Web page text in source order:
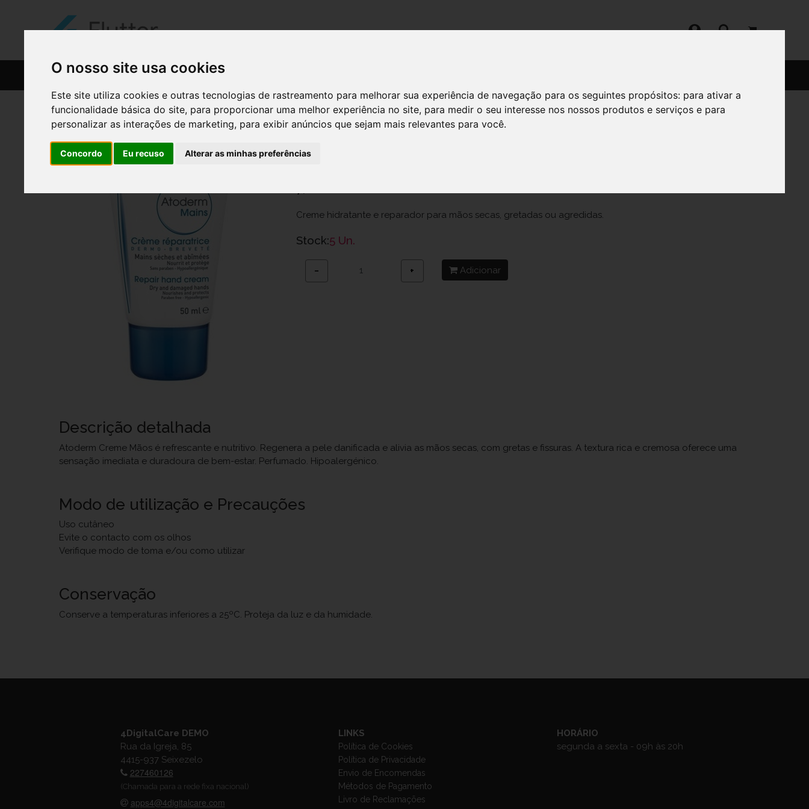
O nosso site usa cookies
Este site utiliza cookies e outras tecnologias de rastreamento para melhorar sua experiência de navegação para os seguintes propósitos: para ativar a
funcionalidade básica do site, para proporcionar uma melhor experiência no site, para medir o seu interesse nos nossos produtos e serviços e para
personalizar as interações de marketing, para exibir anúncios que sejam mais relevantes para você.
Concordo Eu recuso Alterar as minhas preferências
RECEITAS CATÁLOGO
Atoderm Bioderma Cr Reparad Maos 50 Ml
Creme hidratante e reparador para mãos secas, gretadas ou agredidas.
Stock:5 Un.
− + Adicionar
Descrição detalhada
Atoderm Creme Mãos é refrescante e nutritivo. Regenera a pele danificada e alivia as mãos secas, com gretas e fissuras. A textura rica e cremosa oferece uma
sensação imediata e duradoura de bem-estar. Perfumado. Hipoalergénico.
Modo de utilização e Precauções
Uso cutâneo
Evite o contacto com os olhos
Verifique modo de toma e/ou como utilizar
Conservação
Conserve a temperaturas inferiores a 25ºC. Proteja da luz e da humidade.
4DigitalCare DEMO
Rua da Igreja, 85
4415-937 Seixezelo
227460126
(Chamada para a rede fixa nacional)
apps4@4digitalcare.com
LINKS
Política de Cookies
Política de Privacidade
Envio de Encomendas
Métodos de Pagamento
Livro de Reclamações
HORÁRIO
segunda a sexta - 09h às 20h